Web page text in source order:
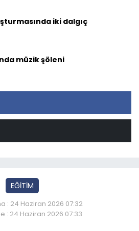
iki dalgıç
müzik şöleni
EĞİTİM
: 24 Haziran 2026 07:32
: 24 Haziran 2026 07:33